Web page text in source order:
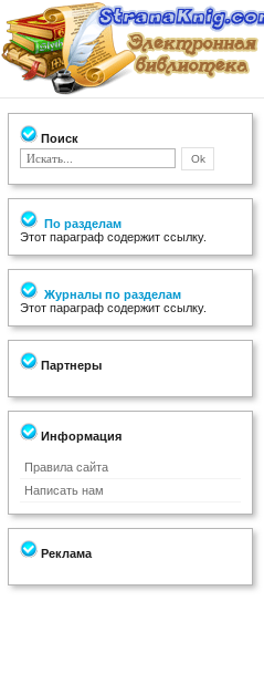
Поиск
По разделам
Этот параграф содержит ссылку.
Журналы по разделам
Этот параграф содержит ссылку.
Партнеры
Информация
Правила сайта
Написать нам
Реклама